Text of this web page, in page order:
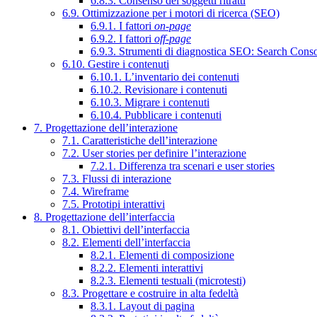
6.9. Ottimizzazione per i motori di ricerca (SEO)
6.9.1. I fattori on-page
6.9.2. I fattori off-page
6.9.3. Strumenti di diagnostica SEO: Search
6.10. Gestire i contenuti
6.10.1. L’inventario dei contenuti
6.10.2. Revisionare i contenuti
6.10.3. Migrare i contenuti
6.10.4. Pubblicare i contenuti
7. Progettazione dell’interazione
7.1. Caratteristiche dell’interazione
7.2. User stories per definire l’interazione
7.2.1. Differenza tra scenari e user stories
7.3. Flussi di interazione
7.4. Wireframe
7.5. Prototipi interattivi
8. Progettazione dell’interfaccia
8.1. Obiettivi dell’interfaccia
8.2. Elementi dell’interfaccia
8.2.1. Elementi di composizione
8.2.2. Elementi interattivi
8.2.3. Elementi testuali (microtesti)
8.3. Progettare e costruire in alta fedeltà
8.3.1. Layout di pagina